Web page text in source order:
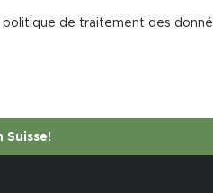
de traitement des